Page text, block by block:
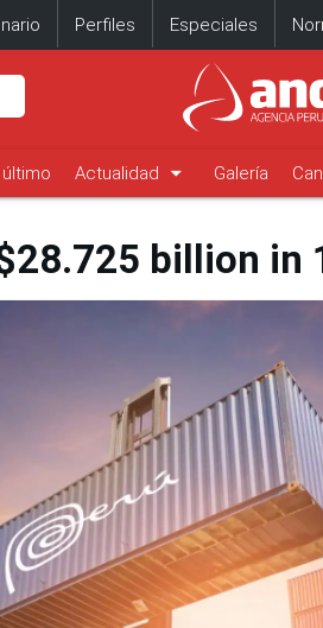
Perfiles Especiales
Actualidad arrow_drop_down Galería
billion in